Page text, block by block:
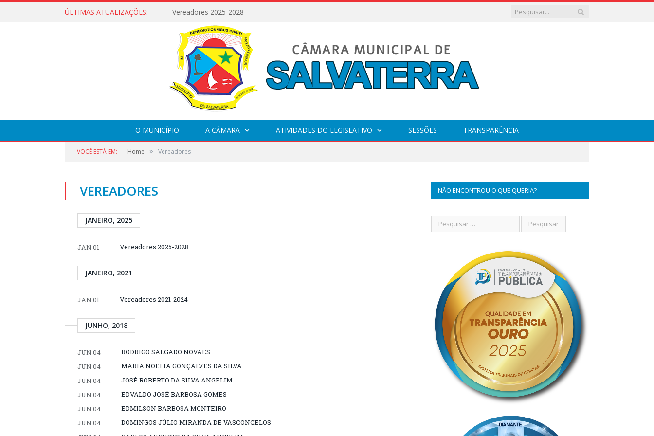
ÚLTIMAS ATUALIZAÇÕES: Vereadores 2025-2028
O MUNICÍPIO A CÂMARA ATIVIDADES DO LEGISLATIVO SESSÕES TRANSPARÊNCIA
VOCÊ ESTÁ EM: Home » Vereadores
VEREADORES
JANEIRO, 2025
JAN 01 Vereadores 2025-2028
JANEIRO, 2021
JAN 01 Vereadores 2021-2024
JUNHO, 2018
JUN 04
RODRIGO SALGADO NOVAES
JUN 04
MARIA NOELIA GONÇALVES DA SILVA
JUN 04
JOSÉ ROBERTO DA SILVA ANGELIM
JUN 04
EDVALDO JOSÉ BARBOSA GOMES
JUN 04
EDMILSON BARBOSA MONTEIRO
JUN 04
DOMINGOS JÚLIO MIRANDA DE VASCONCELOS
NÃO ENCONTROU O QUE QUERIA?